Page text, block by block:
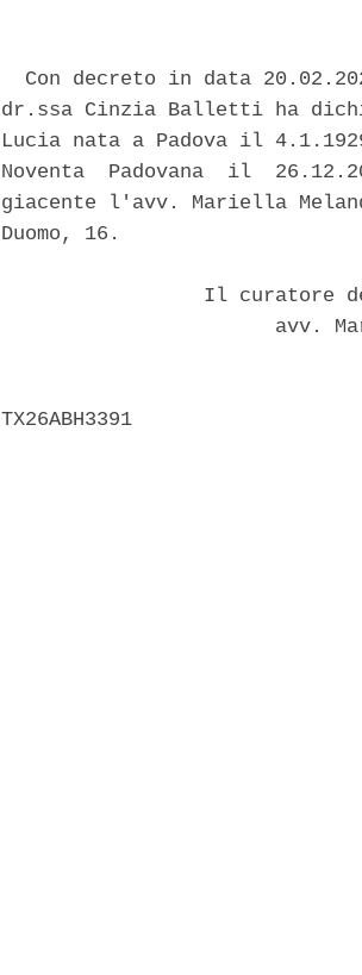
Con decreto in data
dr.ssa Cinzia Balletti ha
Lucia nata a Padova il 4.1.1929
Noventa  Padovana  il
giacente l'avv. Mariella
Duomo, 16.
Il curatore
avv.